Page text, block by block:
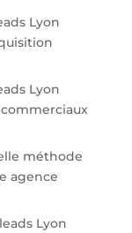
Lyon
Lyon
méthode
agence
Lyon